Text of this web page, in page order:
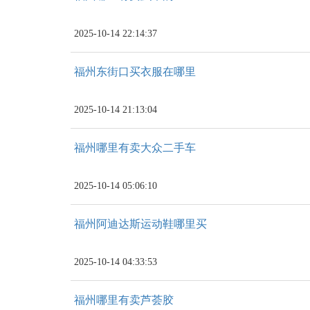
2025-10-14 22:14:37
福州东街口买衣服在哪里
2025-10-14 21:13:04
福州哪里有卖大众二手车
2025-10-14 05:06:10
福州阿迪达斯运动鞋哪里买
2025-10-14 04:33:53
福州哪里有卖芦荟胶